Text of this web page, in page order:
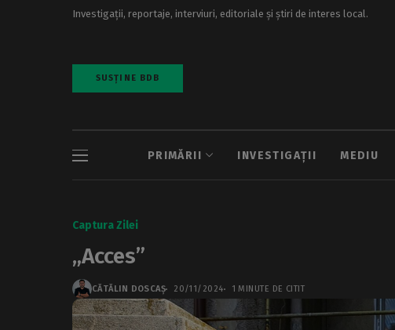
Investigații, reportaje, interviuri, editoriale și știri de interes local.
SUSȚINE BDB
PRIMĂRII INVESTIGAȚII MEDIU
Captura Zilei
„Acces”
CĂTĂLIN DOSCAȘ 20/11/2024 1 MINUTE DE CITIT